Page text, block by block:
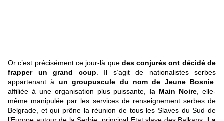
Or c’est précisément ce jour-là que des conjurés ont décidé de
frapper un grand coup . Il s’agit de nationalistes serbes
appartenant à un groupuscule du nom de Jeune Bosnie
affiliée à une organisation plus puissante, la Main Noire , elle-
même manipulée par les services de renseignement serbes de
Belgrade, et qui prône la réunion de tous les Slaves du Sud de